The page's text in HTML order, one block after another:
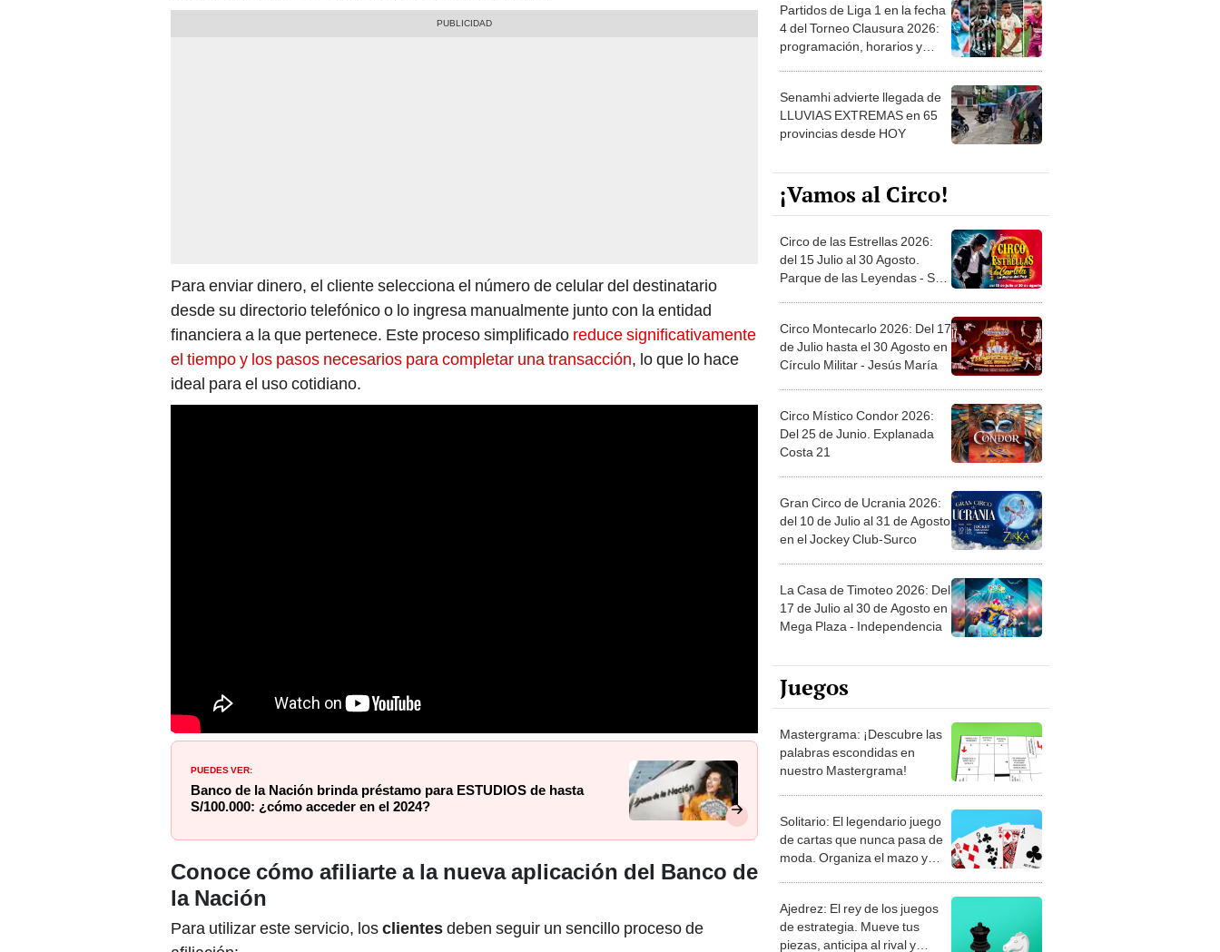
Para enviar dinero, el cliente selecciona el número de celular del destinatario
desde su directorio telefónico o lo ingresa manualmente junto con la entidad
financiera a la que pertenece. Este proceso simplificado reduce significativamente
el tiempo y los pasos necesarios para completar una transacción, lo que lo hace
ideal para el uso cotidiano.
PUEDES VER:
Banco de la Nación brinda préstamo para ESTUDIOS de hasta
S/100.000: ¿cómo acceder en el 2024?
Conoce cómo afiliarte a la nueva aplicación del Banco de
la Nación
Para utilizar este servicio, losclientesdeben seguir un sencillo proceso de
Partidos de Liga 1 en la fecha
4 del Torneo Clausura 2026:
programación, horarios y
Senamhi advierte llegada de
LLUVIAS EXTREMAS en 65
provincias desde HOY
¡Vamos al Circo!
Circo de las Estrellas 2026:
del 15 Julio al 30 Agosto.
Parque de las Leyendas - San
Circo Montecarlo 2026: Del 17
de Julio hasta el 30 Agosto en
Círculo Militar - Jesús María
Circo Místico Condor 2026:
Del 25 de Junio. Explanada
Costa 21
Gran Circo de Ucrania 2026:
del 10 de Julio al 31 de Agosto
en el Jockey Club-Surco
La Casa de Timoteo 2026: Del
17 de Julio al 30 de Agosto en
Mega Plaza - Independencia
Juegos
Mastergrama: ¡Descubre las
palabras escondidas en
nuestro Mastergrama!
Solitario: El legendario juego
de cartas que nunca pasa de
moda. Organiza el mazo y
Ajedrez: El rey de los juegos
de estrategia. Mueve tus
piezas, anticipa al rival y